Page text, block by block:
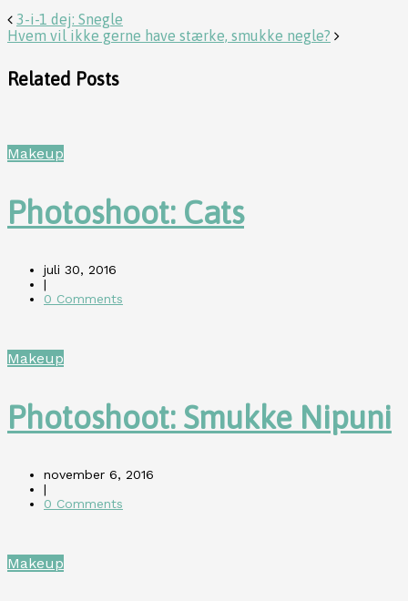
3-i-1 dej: Snegle
Hvem vil ikke gerne have stærke, smukke negle?
Related Posts
Makeup
Photoshoot: Cats
juli 30, 2016
|
0 Comments
Makeup
Photoshoot: Smukke Nipuni
november 6, 2016
|
0 Comments
Makeup